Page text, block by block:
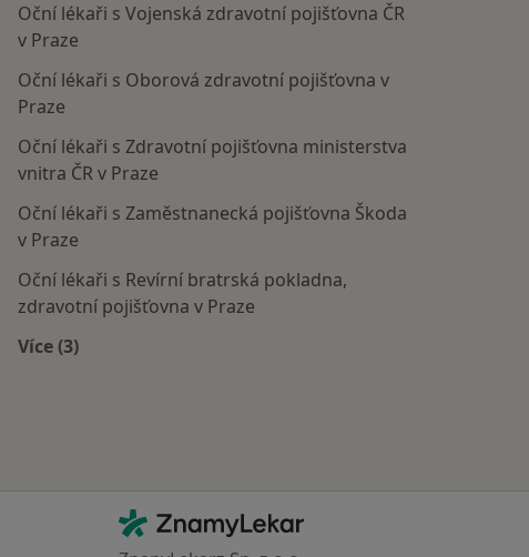
Oční lékaři s Vojenská zdravotní pojišťovna ČR
v Praze
Oční lékaři s Oborová zdravotní pojišťovna v
Praze
Oční lékaři s Zdravotní pojišťovna ministerstva
vnitra ČR v Praze
Oční lékaři s Zaměstnanecká pojišťovna Škoda
v Praze
Oční lékaři s Revírní bratrská pokladna,
zdravotní pojišťovna v Praze
Více (3)
Kontakt
ZnamyLekar - Hlavní stránka